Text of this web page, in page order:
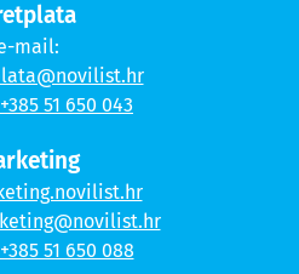
mail:
51 650 043
51 650 088